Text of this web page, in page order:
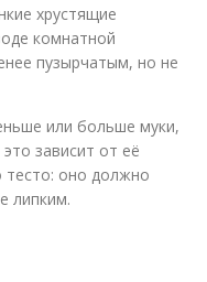
хрустящие
комнатной
пузырчатым, но не
или больше муки,
зависит от её
тесто: оно должно
липким.